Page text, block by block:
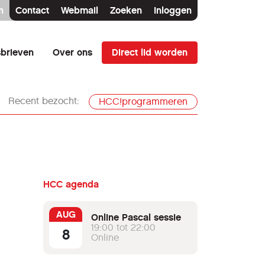
Contact Webmail Zoeken Inloggen
Over ons Direct lid worden
Recent bezocht: HCC!programmeren
HCC agenda
AUG
8
Online Pascal sessie
19:00 tot 22:00
Online